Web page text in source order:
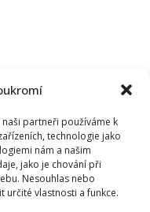
partneři používáme k
technologie jako
nám a našim
jako je chování při
Nesouhlas nebo
určité vlastnosti a funkce.